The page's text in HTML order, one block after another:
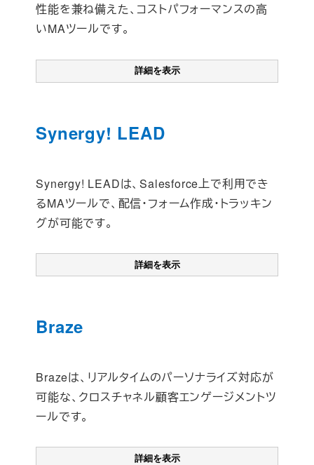
性能を兼ね備えた、コストパフォーマンスの高
いMAツールです。
詳細を表示
Synergy! LEAD
Synergy! LEADは、Salesforce上で利用でき
るMAツールで、配信・フォーム作成・トラッキン
グが可能です。
詳細を表示
Braze
Brazeは、リアルタイムのパーソナライズ対応が
可能な、クロスチャネル顧客エンゲージメントツ
ールです。
詳細を表示